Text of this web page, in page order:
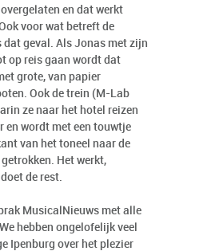
en dat werkt
voor wat betreft de
geval. Als Jonas met zijn
op reis gaan wordt dat
grote, van papier
Ook de trein (M-Lab
ze naar het hotel reizen
en wordt met een touwtje
van het toneel naar de
Het werkt,
de rest.
MusicalNieuws met alle
hebben ongelofelijk veel
Ipenburg over het plezier